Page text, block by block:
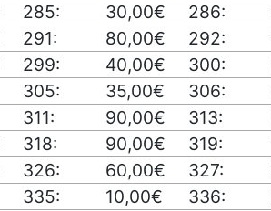
285: 30,00€ 286:
291: 80,00€ 292:
299: 40,00€ 300:
305: 35,00€ 306:
311: 90,00€ 313:
318: 90,00€ 319:
326: 60,00€ 327:
335: 10,00€ 336: